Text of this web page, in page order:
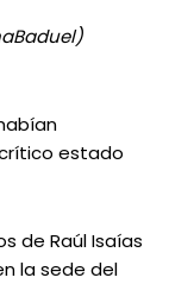
estado
de Raúl Isaías
la sede del